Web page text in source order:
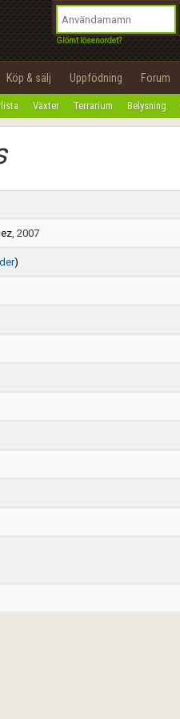
Glömt lösenordet?
Köp & sälj Uppfödning Forum
Växter Terrarium Belysning
, 2007
)
Privacy Policy
Tillbaka till förstasidan